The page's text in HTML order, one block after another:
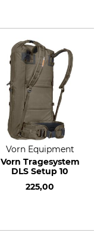
Vorn Equipment
Vorn Tragesystem
DLS Setup 10
225,00